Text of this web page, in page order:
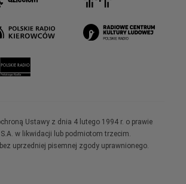
Ustawy z dnia 4 lutego 1994 r. o prawie
w likwidacji lub podmiotom trzecim.
uprzedniej pisemnej zgody uprawnionego.